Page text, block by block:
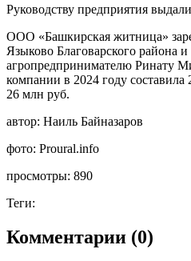
Руководству предприятия
ООО «Башкирская житница»
Языково Благоварского района
агропредпринимателю Ринату
компании в 2024 году
26 млн руб.
автор: Наиль Байназаров
фото: Proural.info
просмотры: 890
Теги:
Комментарии (0)